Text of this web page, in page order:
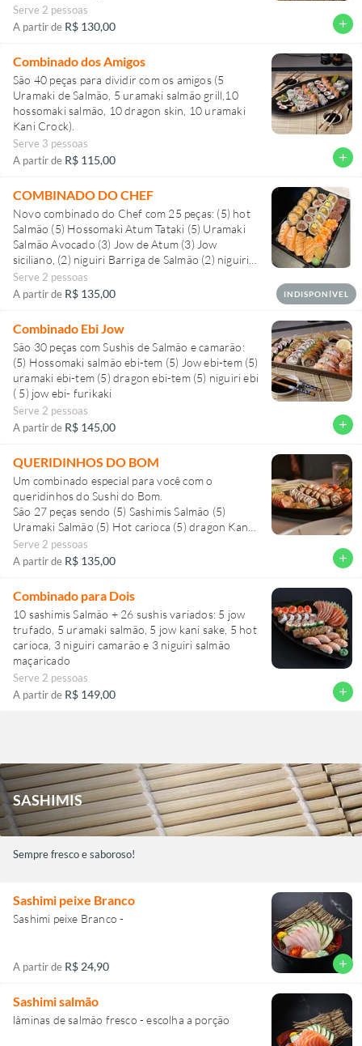
Serve 2 pessoas
A partir de R$ 130,00 add
Combinado dos Amigos
São 40 peças para dividir com os amigos (5
Uramaki de Salmão, 5 uramaki salmão grill,10
hossomaki salmão, 10 dragon skin, 10 uramaki
Kani Crock).
Serve 3 pessoas
A partir de R$ 115,00 add
COMBINADO DO CHEF
Novo combinado do Chef com 25 peças: (5) hot
Salmão (5) Hossomaki Atum Tataki (5) Uramaki
Salmão Avocado (3) Jow de Atum (3) Jow
siciliano, (2) niguiri Barriga de Salmão (2) niguiri
Salmão Maçaricado ( estamos sem atum)
Serve 2 pessoas
A partir de R$ 135,00 INDISPONÍVEL
Combinado Ebi Jow
São 30 peças com Sushis de Salmão e camarão:
(5) Hossomaki salmão ebi-tem (5) Jow ebi-tem (5)
uramaki ebi-tem (5) dragon ebi-tem (5) niguiri ebi
( 5) jow ebi- furikaki
Serve 2 pessoas
A partir de R$ 145,00 add
QUERIDINHOS DO BOM
Um combinado especial para você com o
queridinhos do Sushi do Bom.
São 27 peças sendo (5) Sashimis Salmão (5)
Uramaki Salmão (5) Hot carioca (5) dragon Kani
Crock (5) 5 jow Ebi-tem (2) niguiris
Serve 2 pessoas
A partir de R$ 135,00 add
Combinado para Dois
10 sashimis Salmão + 26 sushis variados: 5 jow
trufado, 5 uramaki salmão, 5 jow kani sake, 5 hot
carioca, 3 niguiri camarão e 3 niguiri salmão
maçaricado
Serve 2 pessoas
A partir de R$ 149,00 add
SASHIMIS
Sempre fresco e saboroso!
Sashimi peixe Branco
Sashimi peixe Branco -
A partir de R$ 24,90 add
Sashimi salmão
lâminas de salmão fresco - escolha a porção